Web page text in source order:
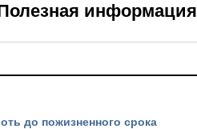
информация
до пожизненного срока